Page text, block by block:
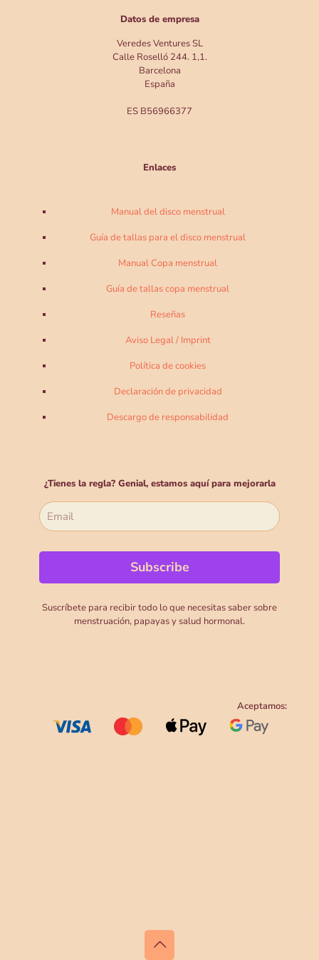
Datos de empresa
Veredes Ventures SL
Calle Roselló 244. 1,1.
Barcelona
España
ES B56966377
Enlaces
Manual del disco menstrual
Guía de tallas para el disco menstrual
Manual Copa menstrual
Guía de tallas copa menstrual
Reseñas
Aviso Legal / Imprint
Política de cookies
Declaración de privacidad
Descargo de responsabilidad
¿Tienes la regla? Genial, estamos aquí para mejorarla
Suscríbete para recibir todo lo que necesitas saber sobre
menstruación, papayas y salud hormonal.
Aceptamos: